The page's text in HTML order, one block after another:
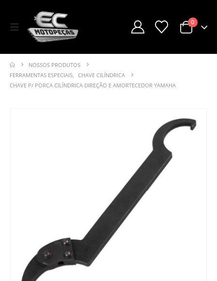
0
NOSSOS PRODUTOS
FERRAMENTAS ESPECIAIS, CHAVE CILÍNDRICA
CHAVE P/ PORCA CILÍNDRICA DIREÇÃO E AMORTECEDOR YAMAHA